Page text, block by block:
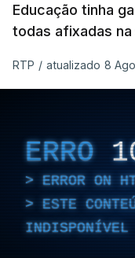
Educação tinha
todas afixadas
RTP / atualizado 8
ERRO
ERROR ON
ESTE
INDISPONÍVEL